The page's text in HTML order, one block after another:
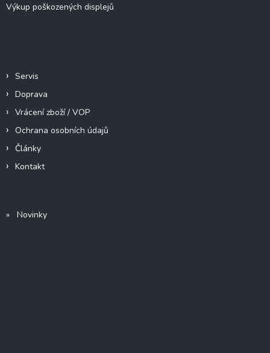
Výkup poškozených displejů
Servis
Doprava
Vrácení zboží / VOP
Ochrana osobních údajů
Články
Kontakt
» Novinky